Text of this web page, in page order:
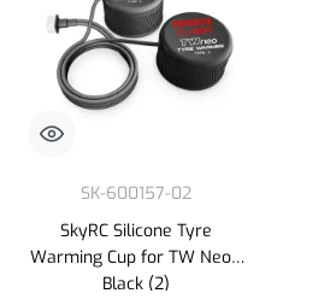
SK-600157-02
SkyRC Silicone Tyre
Warming Cup for TW Neo -
Black (2)